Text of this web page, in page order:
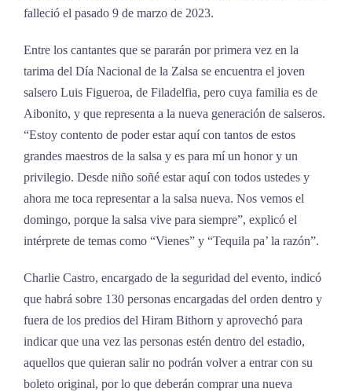
falleció el pasado 9 de marzo de 2023.
Entre los cantantes que se pararán por primera vez en la
tarima del Día Nacional de la Zalsa se encuentra el joven
salsero Luis Figueroa, de Filadelfia, pero cuya familia es de
Aibonito, y que representa a la nueva generación de salseros.
“Estoy contento de poder estar aquí con tantos de estos
grandes maestros de la salsa y es para mí un honor y un
privilegio. Desde niño soñé estar aquí con todos ustedes y
ahora me toca representar a la salsa nueva. Nos vemos el
domingo, porque la salsa vive para siempre”, explicó el
intérprete de temas como “Vienes” y “Tequila pa’ la razón”.
Charlie Castro, encargado de la seguridad del evento, indicó
que habrá sobre 130 personas encargadas del orden dentro y
fuera de los predios del Hiram Bithorn y aprovechó para
indicar que una vez las personas estén dentro del estadio,
aquellos que quieran salir no podrán volver a entrar con su
boleto original, por lo que deberán comprar una nueva